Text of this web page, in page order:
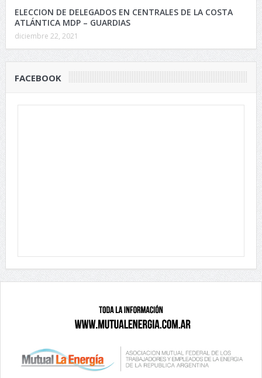
ELECCION DE DELEGADOS EN CENTRALES DE LA COSTA
ATLÁNTICA MDP – GUARDIAS
diciembre 22, 2021
FACEBOOK